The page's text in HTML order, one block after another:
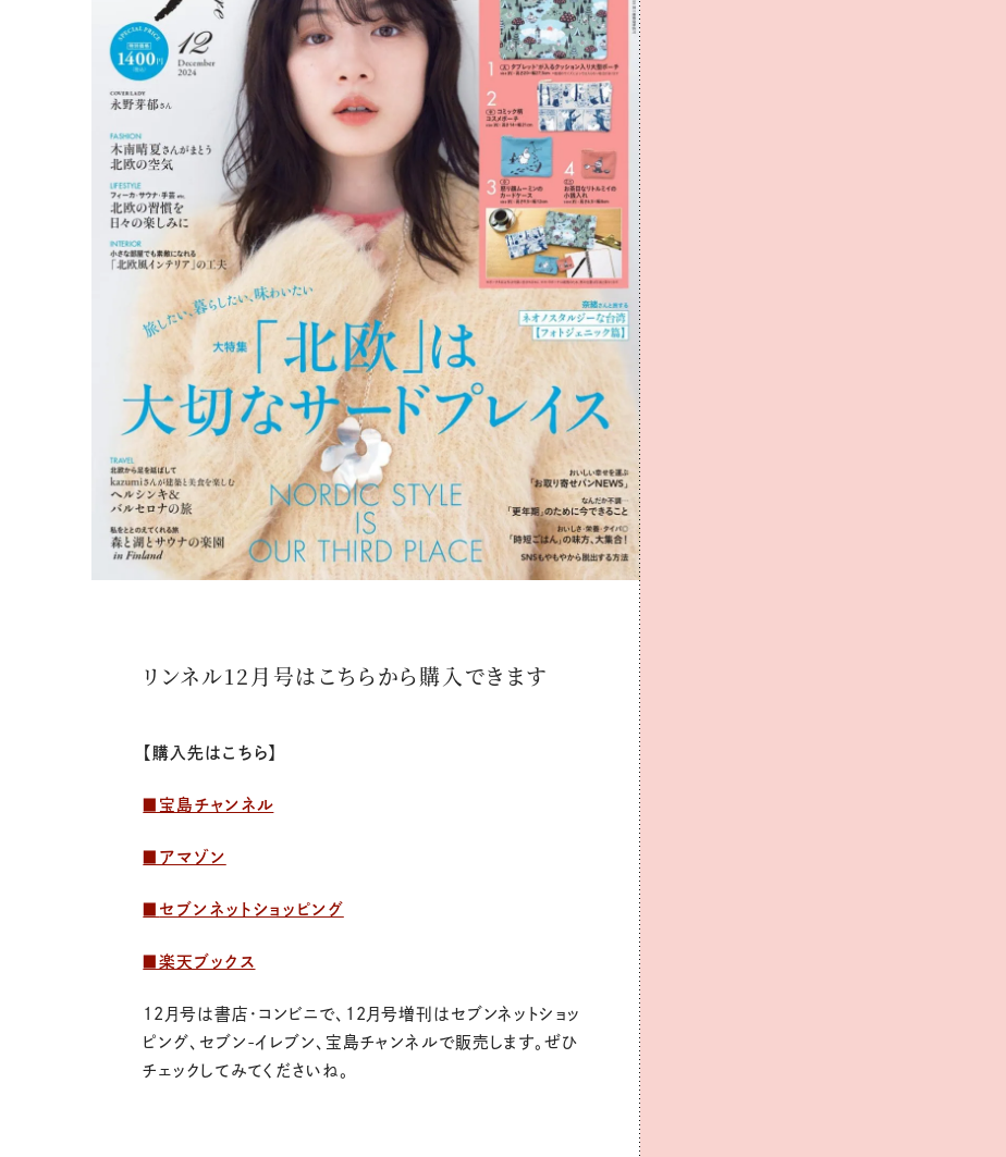
リンネル12月号はこちらから購入できます
【購入先はこちら】
■宝島チャンネル
■アマゾン
セブンネットショッピング
■楽天ブックス
12月号は書店・コンビニで、12月号増刊 はセブンネットショッ
ピング、セブン-イレブン、宝島チャンネルで販売します。ぜひ
チェックしてみてくださいね。